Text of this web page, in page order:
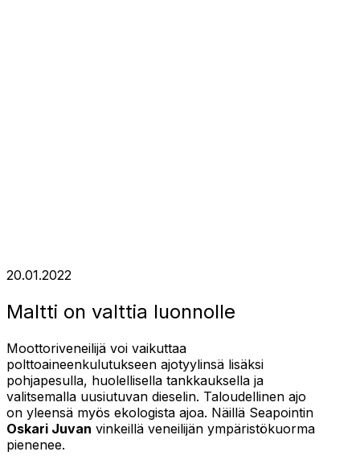
20.01.2022
Maltti on valttia luonnolle
Moottoriveneilijä voi vaikuttaa
polttoaineenkulutukseen ajotyylinsä lisäksi
pohjapesulla, huolellisella tankkauksella ja
valitsemalla uusiutuvan dieselin. Taloudellinen ajo
on yleensä myös ekologista ajoa. Näillä Seapointin
Oskari Juvan vinkeillä veneilijän ympäristökuorma
pienenee.